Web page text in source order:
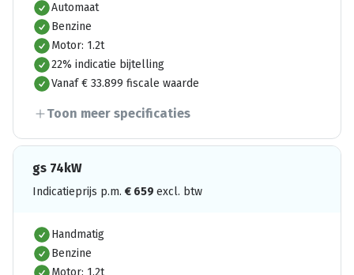
Automaat
Benzine
Motor: 1.2t
22% indicatie bijtelling
Vanaf € 33.899 fiscale waarde
Toon meer specificaties
gs 74kW
Indicatieprijs p.m. € 659 excl. btw
Handmatig
Benzine
Motor: 1.2t